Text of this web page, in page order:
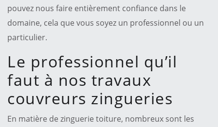
pouvez nous faire entièrement confiance dans le
domaine, cela que vous soyez un professionnel ou un
particulier.
Le professionnel qu’il
faut à nos travaux
couvreurs zingueries
En matière de zinguerie toiture, nombreux sont les